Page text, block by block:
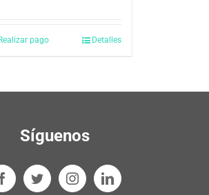
Realizar pago Detalles
Síguenos